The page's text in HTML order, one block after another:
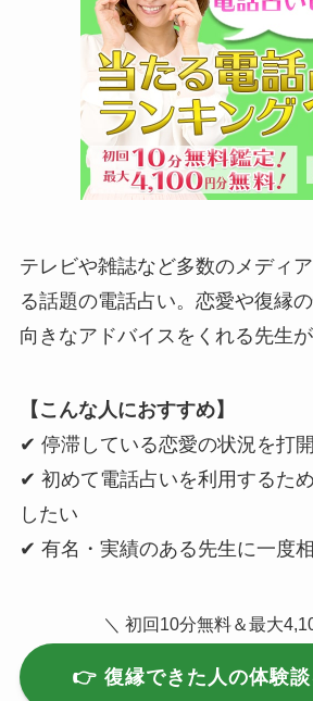
テレビや雑誌など多数のメディ
る話題の電話占い。恋愛や復縁
向きなアドバイスをくれる先生が
【こんな人におすすめ】
✔ 停滞している恋愛の状況を打
✔ 初めて電話占いを利用するた
したい
✔ 有名・実績のある先生に一度
＼ 初回10分無料＆最大
👉 復縁できた人の体験談